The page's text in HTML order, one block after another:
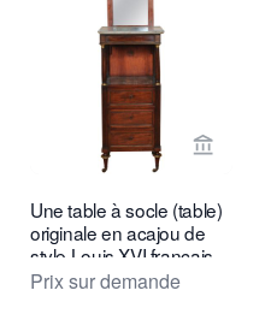
vendeur de Toebosch
Voir la
Une table à socle (table)
originale en acajou de
style Louis XVI français,
vers 1800
Prix sur demande